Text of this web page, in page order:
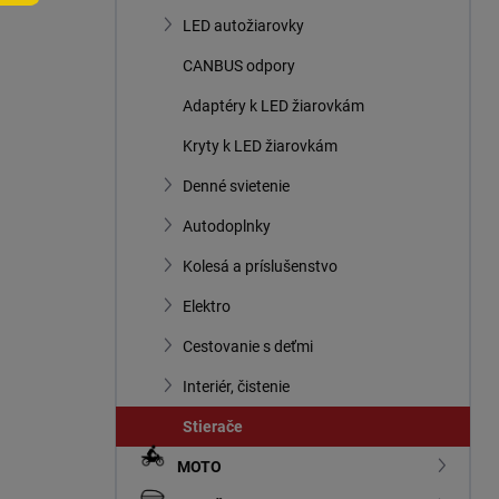
LED autožiarovky
CANBUS odpory
Adaptéry k LED žiarovkám
Kryty k LED žiarovkám
Denné svietenie
Autodoplnky
Kolesá a príslušenstvo
Elektro
Cestovanie s deťmi
Interiér, čistenie
Stierače
MOTO